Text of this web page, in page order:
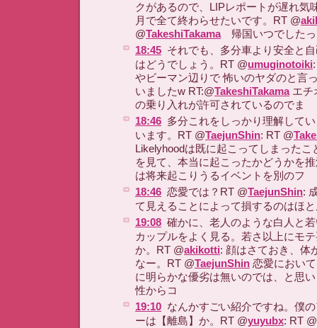
クがあるので、LIPレポートが遅れ気
月で全て終わらせたいです。RT @
@TakeshiTakama帰国いつでしたっ
18:45 それでも、多分車より安全と
はどうでしょう。RT @umuginotoiki
やビーマン辺りで 怖いのヤダのと言
いましたw RT:@TakeshiTakamaエチ
の乗り入れが許可されているのでま
18:46 多分これをしっかり理解して
います。RT @TaejunShin: RT @
Likelyhoodは既に起こってしまったこ
を見て、本当に起こったかどうかを
は将来起こりうるイベントを別のフ
18:46 恋愛では？RT @TaejunShin:
て見えることによって損するのはほ
19:08 確かに、老人のような白人と
カップルをよく見る。若さ以上にモ
か。RT @akikotti: 顔はさておき、体
なー。RT @TaejunShin 恋愛におい
に明らかな優劣は無いのでは、と思
性からコ
19:10 なんかすごい紹介ですね。僕
ーは【離島】か。RT @yuyubx: RT @